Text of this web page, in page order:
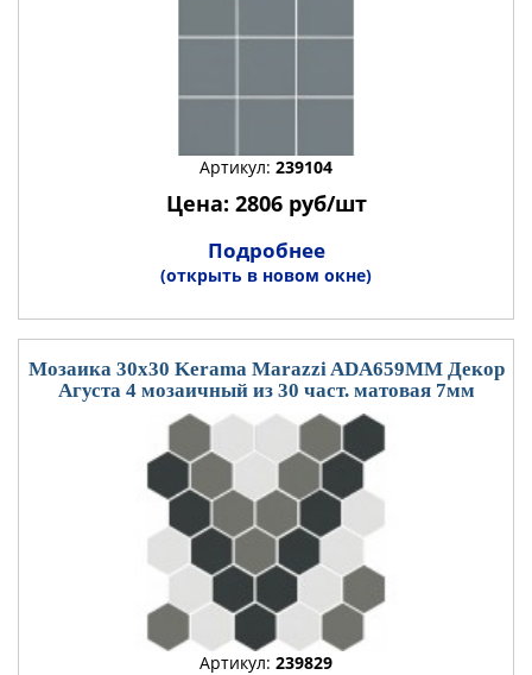
Артикул: 239104
Цена: 2806 руб/шт
Подробнее
(открыть в новом окне)
Мозаика 30x30 Kerama Marazzi ADA659MM Декор
Агуста 4 мозаичный из 30 част. матовая 7мм
Артикул: 239829